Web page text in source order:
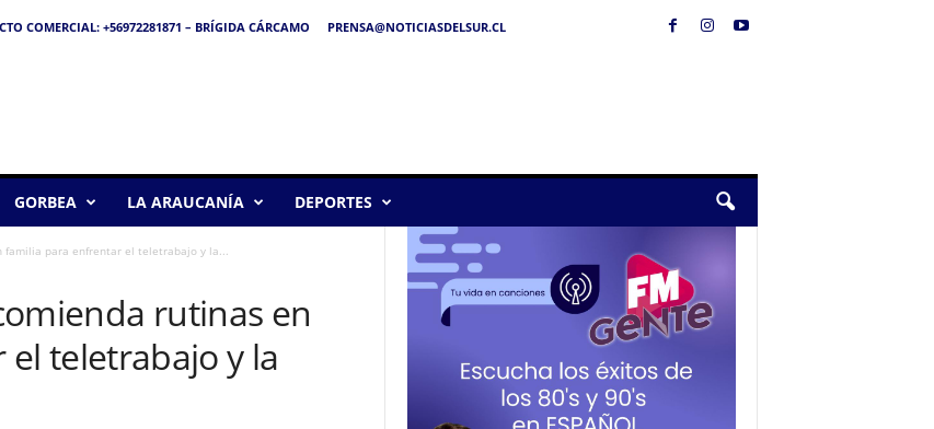
COMERCIAL: +56972281871 – BRÍGIDA CÁRCAMO
PRENSA@NOTICIASDELSUR.CL
GORBEA LA ARAUCANÍA DEPORTES
familia para enfrentar el teletrabajo y la...
rutinas en
teletrabajo y la